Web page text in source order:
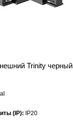
Trinity черный
(IP):
IP20